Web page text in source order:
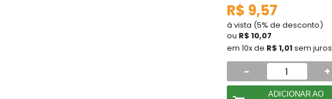
R$ 9,57
à vista (5% de desconto)
ou R$ 10,07
em 10x de R$ 1,01sem juros
- +
ADICIONAR AO